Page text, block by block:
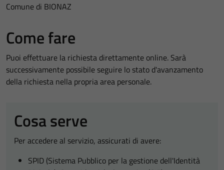
Comune di BIONAZ
Come fare
Puoi effettuare la richiesta direttamente online. Sarà
successivamente possibile seguire lo stato d'avanzamento
della richiesta nella propria area personale.
Cosa serve
Per accedere al servizio, assicurati di avere:
SPID (Sistema Pubblico per la gestione dell'Identità